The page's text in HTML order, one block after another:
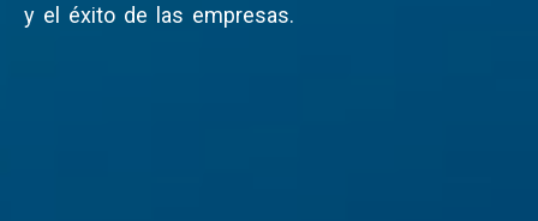
y e éxito de as empresas.